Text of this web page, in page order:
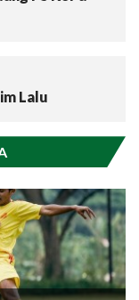
Lalu